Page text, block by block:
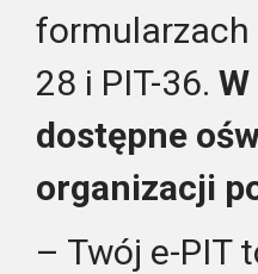
formularzach
28 i PIT-36.
dostępne
organizacji
– Twój e-PIT